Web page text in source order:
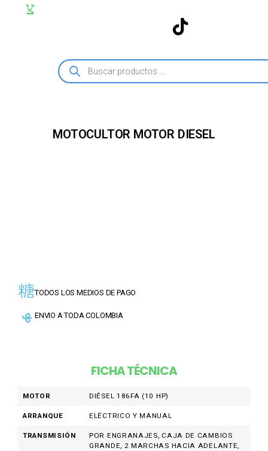
MOTOCULTOR MOTOR DIESEL
TODOS LOS MEDIOS DE PAGO
ENVIO A TODA COLOMBIA
FICHA TÉCNICA
MOTOR DIÉSEL 186FA (10 HP)
ARRANQUE ELÉCTRICO Y MANUAL
TRANSMISIÓN
POR ENGRANAJES, CAJA DE CAMBIOS
GRANDE, 2 MARCHAS HACIA ADELANTE,